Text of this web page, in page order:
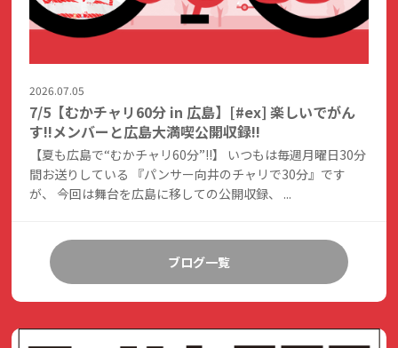
2026.07.05
7/5【むかチャリ60分 in 広島】[#ex] 楽しいでがん
す!!メンバーと広島大満喫公開収録!!
【夏も広島で“むかチャリ60分”!!】 いつもは毎週月曜日30分
間お送りしている 『パンサー向井のチャリで30分』です
が、 今回は舞台を広島に移しての公開収録、 ...
ブログ一覧